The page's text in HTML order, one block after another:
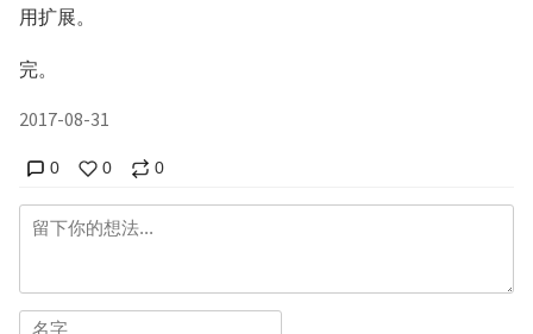
用扩展。
完。
2017-08-31